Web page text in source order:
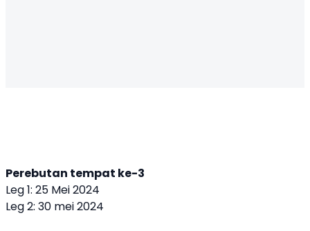
Perebutan tempat ke-3
Leg 1: 25 Mei 2024
Leg 2: 30 mei 2024